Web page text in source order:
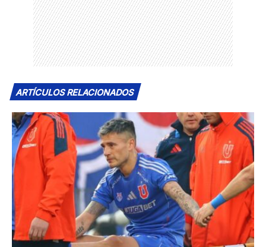
ARTÍCULOS RELACIONADOS